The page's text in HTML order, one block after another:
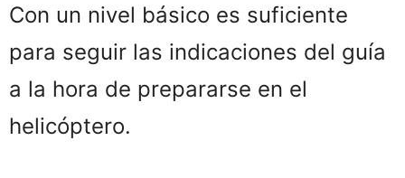
Con un nivel básico es suficiente
para seguir las indicaciones del guía
a la hora de prepararse en el
helicóptero.